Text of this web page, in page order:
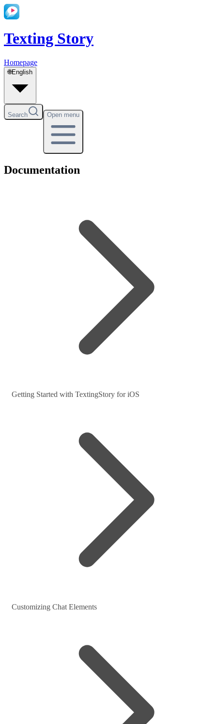
Texting Story
Homepage
🌐English
Search Open menu
Documentation
Getting Started with TextingStory for iOS
Customizing Chat Elements